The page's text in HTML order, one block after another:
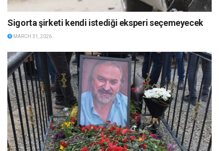
Sigorta şirketi kendi istediği eksperi seçemeyecek
MARCH 31, 2026